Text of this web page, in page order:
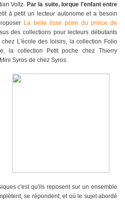
Voltz. Par la suite, lorque l'enfant entre
à petit un lecteur autonome et a besoin
La belle lisse poire du prince de
des collections pour lecteurs débutants
L'école des loisirs, la collection Folio
la collection Petit poche chez Thierry
Syros de chez Syros.
c'est qu'ils reposent sur un ensemble
se répondent, et où le sujet abordé